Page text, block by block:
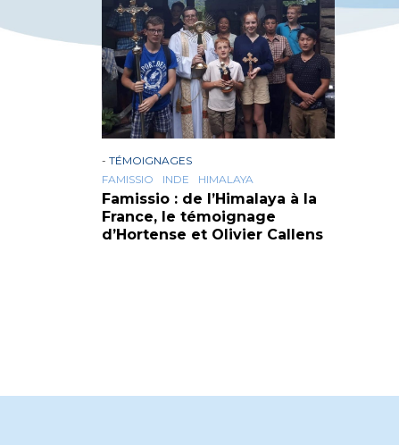
- TÉMOIGNAGES
FAMISSIO
INDE HIMALAYA
Famissio : de l’Himalaya à la
France, le témoignage
d’Hortense et Olivier Callens